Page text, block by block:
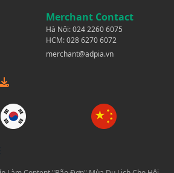
Merchant Contact
Hà Nội:024 2260 6075
HCM:028 6270 6072
merchant@adpia.vn